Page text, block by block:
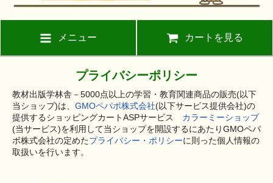
メニュー カートを見る
プライバシーポリシー
教材出版学林舎－5000点以上の学習・教育関連商品の販売(以下
当ショップ)は、 GMOペパボ株式会社(以下サービス提供会社)の
提供するショッピングカートASPサービス カラーミーショップ
(当サービス)を利用して当ショップを開設するにあたりGMOペパ
ボ株式会社の定めたプライバシー・ポリシーに則った個人情報の
取扱いを行います。